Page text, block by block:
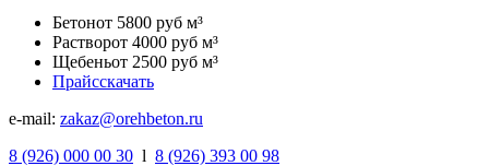
Бетонот 5800 руб м³
Растворот 4000 руб м³
Щебеньот 2500 руб м³
Прайсскачать
e-mail: zakaz@orehbeton.ru
8 (926) 000 00 30 l 8 (926) 393 00 98